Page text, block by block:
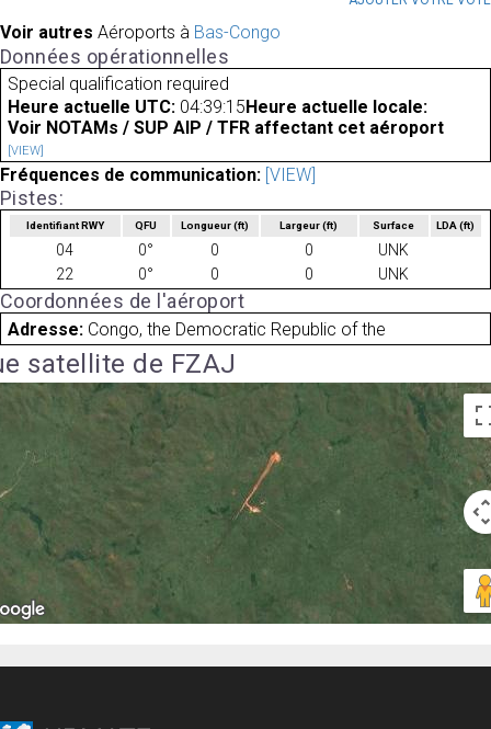
Voir autres Aéroports à Bas-Congo
Données opérationnelles
Special qualification required
Heure actuelle UTC: 04:39:15 Heure actuelle locale:
Voir NOTAMs / SUP AIP / TFR affectant cet aéroport
[VIEW]
Fréquences de communication: [VIEW]
Pistes:
Identifiant RWY QFU Longueur(ft) Largeur(ft) Surface LDA(ft)
04 0° 0 0
UNK
22
0° 0 0 UNK
Coordonnées de l'aéroport
Adresse: Congo, the Democratic Republic of the
satellite de FZAJ